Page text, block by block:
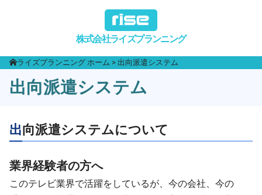
株式会社ライズプランニング
ライズプランニング ホーム 出向派遣システム
出向派遣システム
出向派遣システムについて
業界経験者の方へ
このテレビ業界で活躍をしているが、今の会社、今の